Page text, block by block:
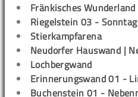
Fränkisches Wunderland
Riegelstein 03 -
Stierkampfarena
Neudorfer Hauswand |
Lochbergwand
Erinnerungswand 01 -
Buchenstein 01 -